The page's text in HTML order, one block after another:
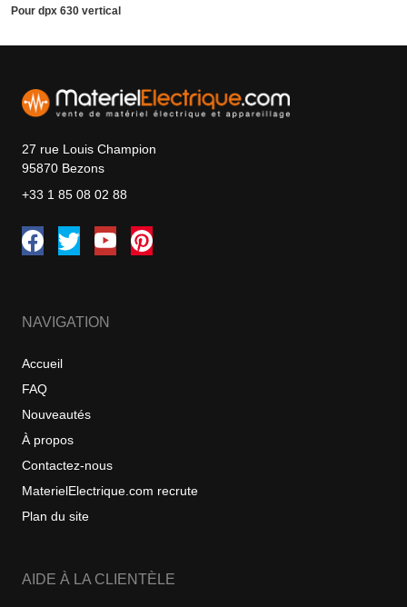
Pour dpx 630 vertical
27 rue Louis Champion
95870 Bezons
+33 1 85 08 02 88
NAVIGATION
Accueil
FAQ
Nouveautés
À propos
Contactez-nous
MaterielElectrique.com recrute
Plan du site
AIDE À LA CLIENTÈLE